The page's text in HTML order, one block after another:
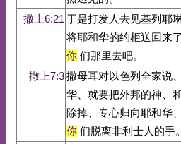
撒上6:21 于是打发人去见基列耶
将耶和华的约柜送回来了
你们那里去吧。
撒上7:3撒母耳对以色列全家说、
华、就要把外邦的神、
除掉、专心归向耶和华
你们脱离非利士人的手。